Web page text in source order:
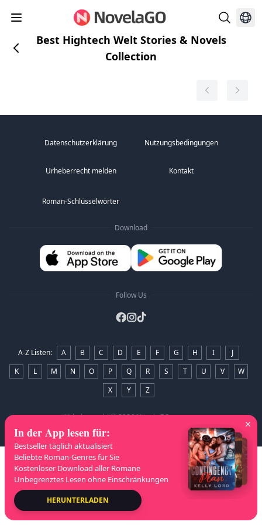
Best Hightech Welt Stories & Novels
Collection
Datenschutzerklärung Nutzungsbedingungen
Urheberrecht melden Kontakt
Roman-Schlüsselwörter
Download
Follow Us
A-Z Listen: A B C D E F G H I
J
K
L M N O P Q R S T U V
W
X
Y Z
Urheberrecht© 2026 NovelaGO
In der App lesen für:
Bestseller täglich aktualisiert
Beliebte Roman-Genres für Sie
Kostenloser Download aller Romane
Unbegrenztes Lesen ohne Einschränkungen
HERUNTERLADEN